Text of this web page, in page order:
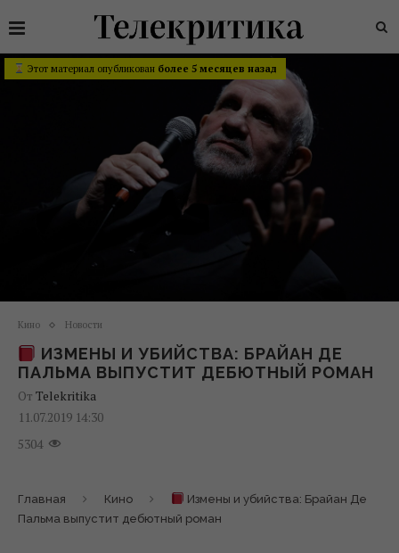
Этот материал опубликован более 5 месяцев назад
Кино Новости
ИЗМЕНЫ И УБИЙСТВА: БРАЙАН ДЕ
ПАЛЬМА ВЫПУСТИТ ДЕБЮТНЫЙ РОМАН
От Telekritika
11.07.2019 14:30
5304
Главная Кино
Измены и убийства: Брайан Де
Пальма выпустит дебютный роман